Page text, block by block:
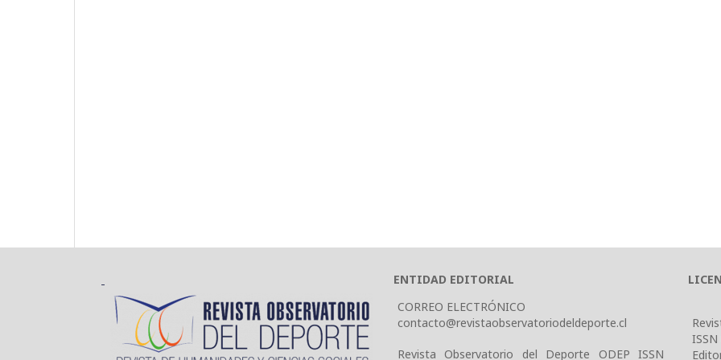
ENTIDAD EDITORIAL
CORREO ELECTRÓNICO
contacto@revistaobservatoriodeldeporte.cl
Revista Observatorio del Deporte ODEP ISSN